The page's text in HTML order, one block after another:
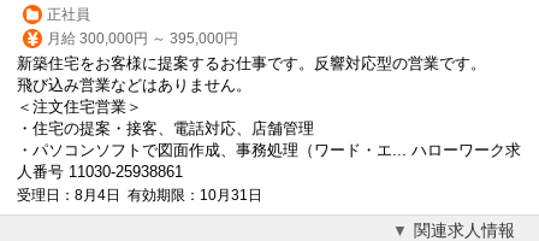
正社員
月給 300,000円 ～ 395,000円
新築住宅をお客様に提案するお仕事です。反響対応型の営業です。
飛び込み営業などはありません。
＜注文住宅営業 ＞
・住宅の提案・接客、電話対応、店舗管理
・パソコンソフトで図面作成、事務処理（ワード・エ... ハローワーク求
人番号 11030-25938861
受理日：8月4日 有効期限：10月31日
関連求人情報